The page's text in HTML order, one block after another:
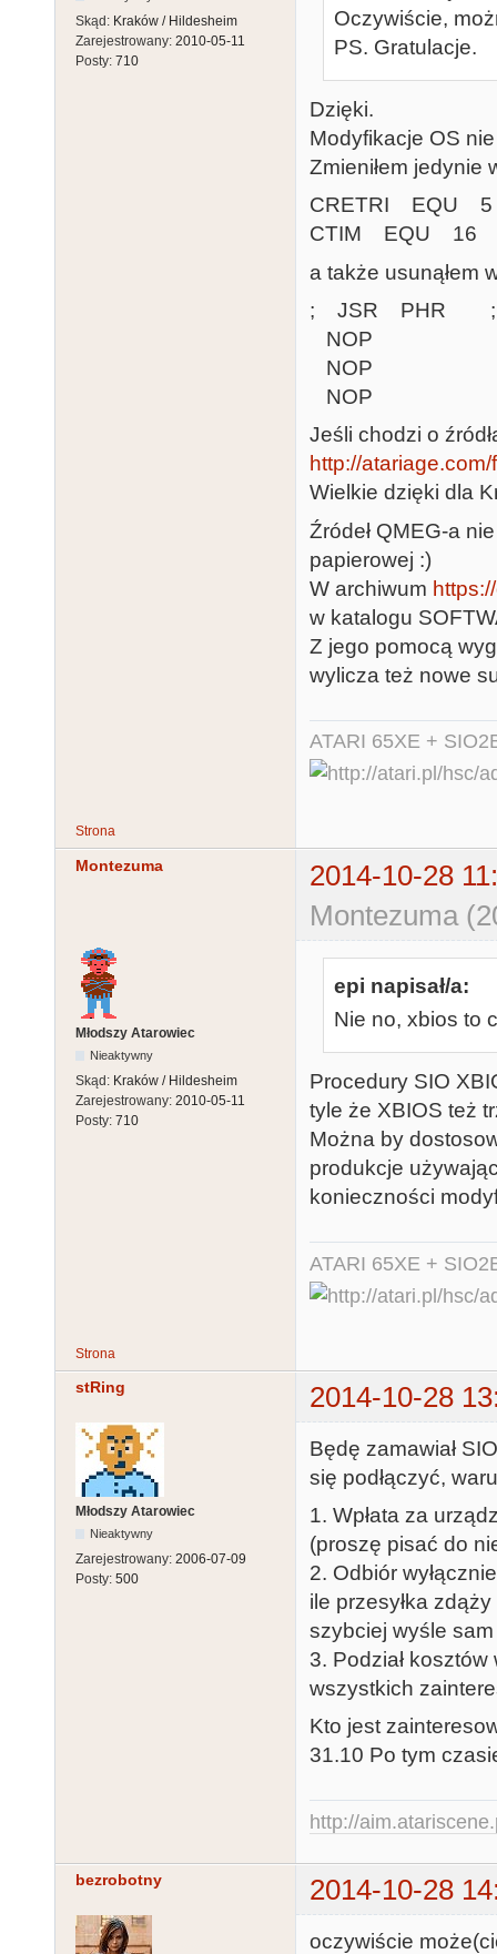
Skąd: Kraków / Hildesheim
Zarejestrowany: 2010-05-11
Posty: 710
Oczywiście,
PS. Gratulacje.
Dzięki.
Modyfikacje OS
Zmieniłem jedynie
CRETRI EQU 5
CTIM EQU 16
a także usunąłem
; JSR PHR
NOP
NOP
NOP
Jeśli chodzi o
http://
Wielkie dzięki dla
Źródeł QMEG-a
papierowej :)
W archiwum
w katalogu
Z jego pomocą
wylicza też nowe
ATARI 65XE +
Strona
Montezuma
2014-10-28
Montezuma
Młodszy Atarowiec
Nieaktywny
Skąd: Kraków / Hildesheim
Zarejestrowany: 2010-05-11
Posty: 710
epi napisał/a:
Nie no, xbios to
Procedury SIO
tyle że XBIOS też
Można by
produkcje
konieczności
ATARI 65XE +
Strona
stRing 2014-10-28
Młodszy Atarowiec
Nieaktywny
Zarejestrowany: 2006-07-09
Posty: 500
Będę zamawiał
się podłączyć,
1. Wpłata za
(proszę pisać do
2. Odbiór
ile przesyłka
szybciej wyśle sam
3. Podział kosztów
wszystkich
Kto jest
31.10 Po tym
http://
bezrobotny 2014-10-28
oczywiście